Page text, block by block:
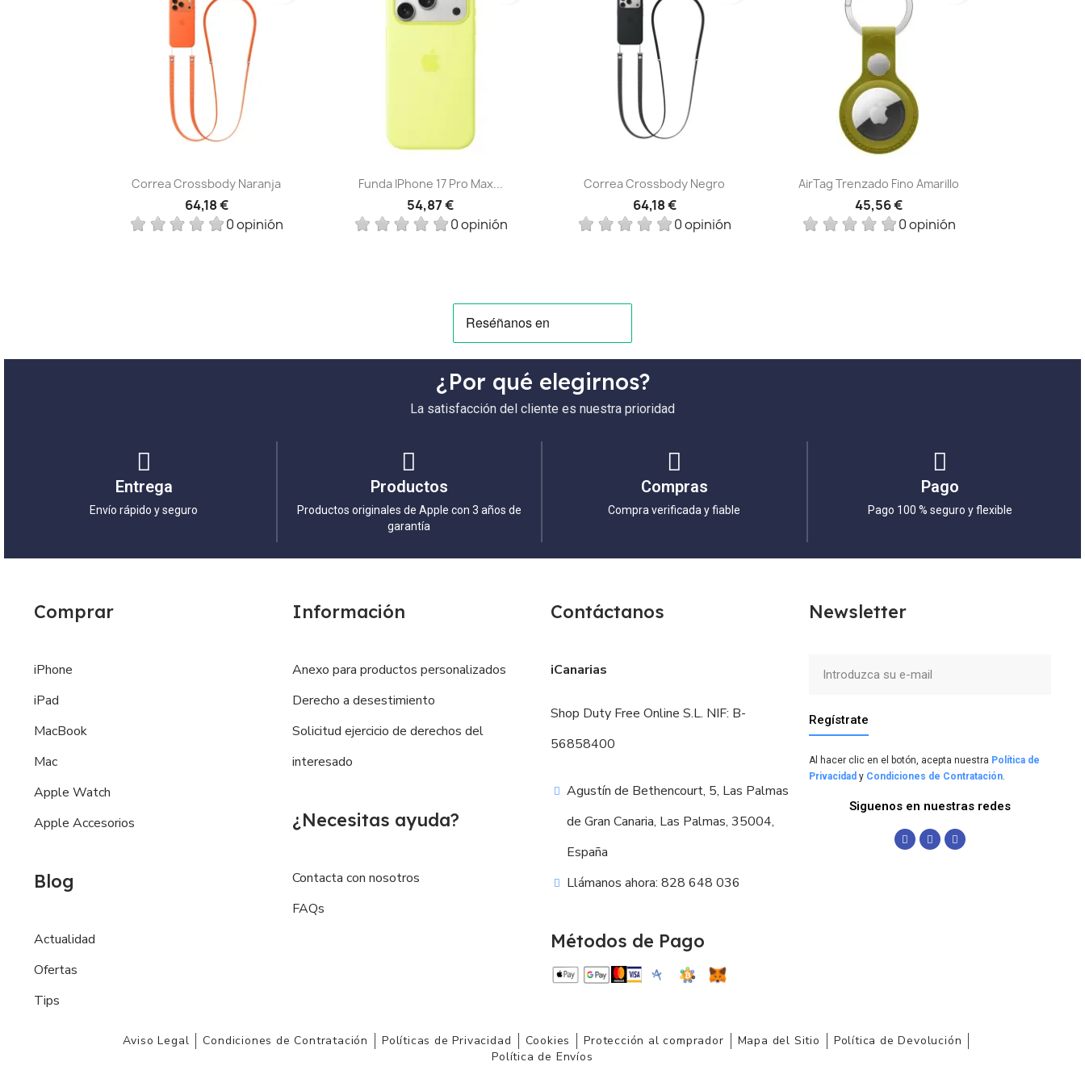
Vista rápida
Correa Crossbody Naranja
64,18 €
0 opinión
Vista rápida
Funda IPhone 17 Pro Max...
54,87 €
0 opinión
Vista rápida
Correa Crossbody Negro
64,18 €
0 opinión
Vista rápida
AirTag Trenzado Fino Amarillo
45,56 €
0 opinión
¿Por qué elegirnos?
La satisfacción del cliente es nuestra prioridad
Entrega
Envío rápido y seguro
Productos
Productos originales de Apple con 3 años de
garantía
Compras
Compra verificada y fiable
Pago
Pago 100 % seguro y flexible
Comprar
iPhone
iPad
MacBook
Mac
Apple Watch
Apple Accesorios
Blog
Actualidad
Ofertas
Tips
Información
Anexo para productos personalizados
Derecho a desestimiento
Solicitud ejercicio de derechos del
interesado
¿Necesitas ayuda?
Contacta con nosotros
FAQs
Contáctanos
iCanarias
Shop Duty Free Online S.L. NIF: B-
56858400
Agustín de Bethencourt, 5, Las Palmas
de Gran Canaria, Las Palmas, 35004,
España
Llámanos ahora: 828 648 036
Métodos de Pago
Newsletter
Regístrate
Al hacer clic en el botón, acepta nuestra Política de
Privacidad y Condiciones de Contratación.
Siguenos en nuestras redes
Aviso Legal Condiciones de Contratación Políticas de Privacidad Cookies Protección al comprador Mapa del Sitio
Política de Devolución
Política de Envíos